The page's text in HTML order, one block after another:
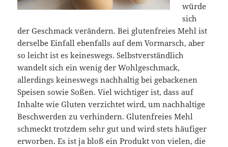
würde
sich
der Geschmack verändern. Bei glutenfreies Mehl ist
derselbe Einfall ebenfalls auf dem Vormarsch, aber
so leicht ist es keineswegs. Selbstverständlich
wandelt sich ein wenig der Wohlgeschmack,
allerdings keineswegs nachhaltig bei gebackenen
Speisen sowie Soßen. Viel wichtiger ist, dass auf
Inhalte wie Gluten verzichtet wird, um nachhaltige
Beschwerden zu verhindern. Glutenfreies Mehl
schmeckt trotzdem sehr gut und wird stets häufiger
erworben. Es ist ja bloß ein Produkt von vielen, die